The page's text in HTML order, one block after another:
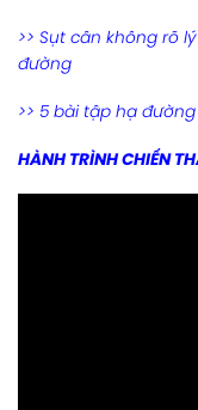
>> Sụt cân không rõ
đường
>> 5 bài tập hạ
HÀNH TRÌNH CHIẾN